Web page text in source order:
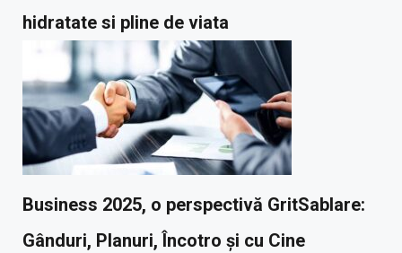
hidratate si pline de viata
Business 2025, o perspectivă GritSablare:
Gânduri, Planuri, Încotro și cu Cine